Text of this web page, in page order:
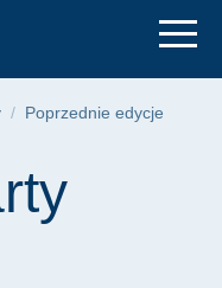
2025
Poprzednie edycje